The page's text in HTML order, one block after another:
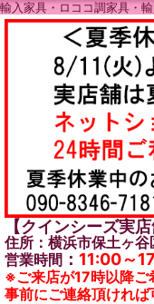
輸入家具・ロココ調家具・
【クインシーズ実店
住所：横浜市保土ヶ
営業時間 ： 11:00～
※ご来店が17時以降ご
事前にご連絡頂ければ